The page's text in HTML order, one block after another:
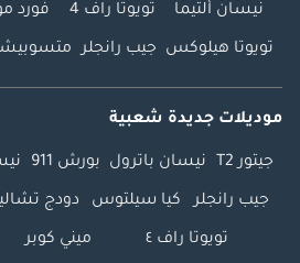
نيسان ألتيما تويوتا راف 4 فورد
تويوتا هيلوكس جيب رانجلر
موديلات جديدة شعبية
جيتور T2 نيسان باترول بورش 911
جيب رانجلر كيا سيلتوس دودج
تويوتا راف ٤ ميني كوبر